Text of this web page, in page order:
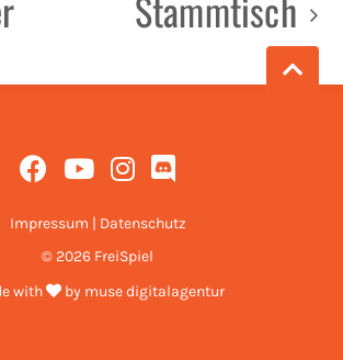
Impressum | Datenschutz
© 2026 FreiSpiel
with
by muse digitalagentur